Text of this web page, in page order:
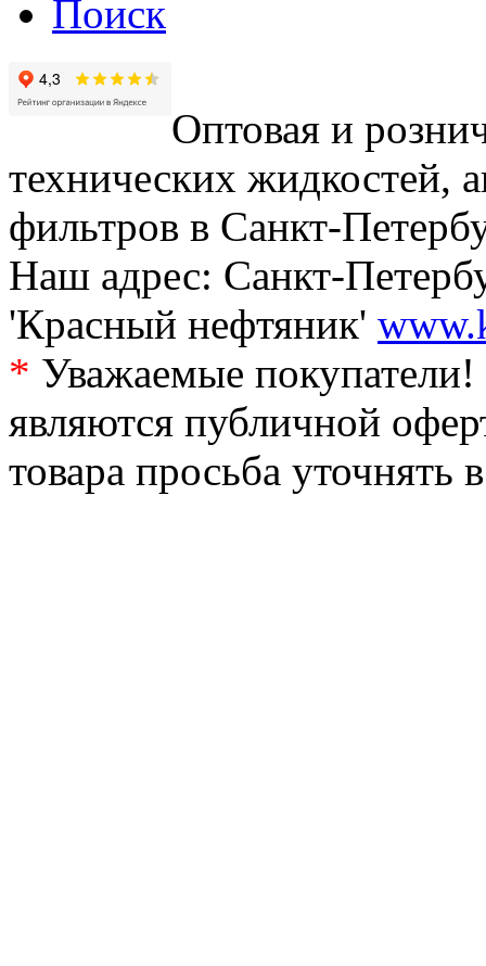
Поиск
Оптовая и
технических жидкостей,
фильтров в Санкт-
Наш адрес: Санкт-
'Красный нефтяник'
* Уважаемые
являются публичной
товара просьба уточнять